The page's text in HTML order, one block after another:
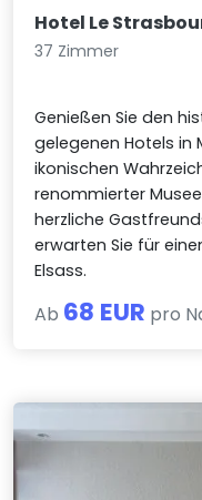
Hotel Le
37 Zimmer
Genießen Sie den
gelegenen Hotels in
ikonischen
renommierter
herzliche
erwarten Sie für
Elsass.
Ab 68 EUR pro